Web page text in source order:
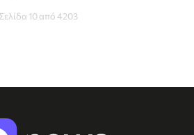
Σελίδα 10 από 4203